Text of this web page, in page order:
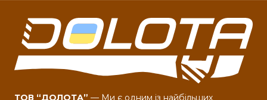
ТОВ “ДОЛОТА” — Ми є одним із найбільших